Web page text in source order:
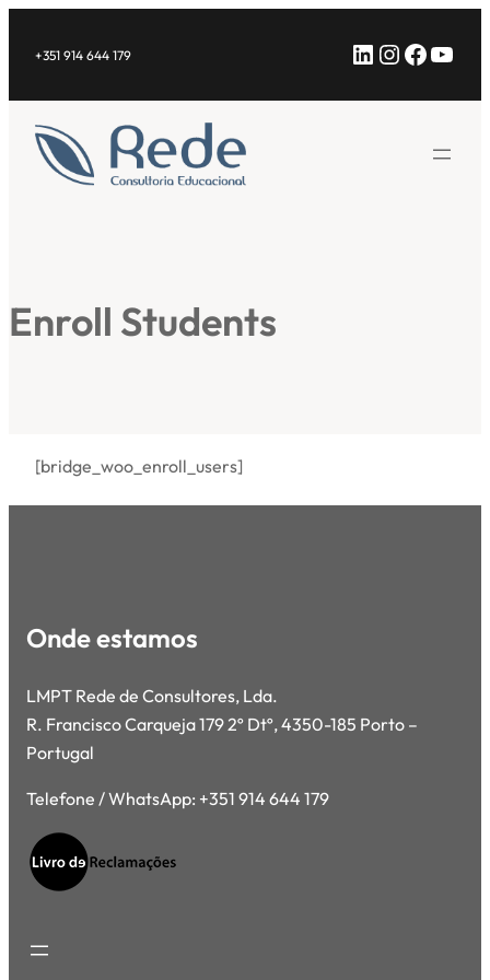
para
conteúdo
+351 914 644 179 LinkedIn
Enroll Students
[bridge_woo_enroll_users]
Onde estamos
LMPT Rede de Consultores, Lda.
R. Francisco Carqueja 179 2º Dtº, 4350-185 Porto –
Portugal
Telefone / WhatsApp: +351 914 644 179